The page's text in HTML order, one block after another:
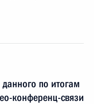
по итогам
конференц-связи